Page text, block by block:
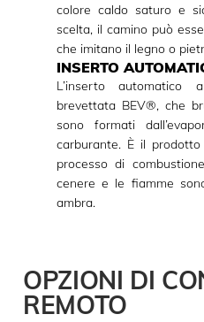
colore caldo saturo e
scelta, il camino può
che imitano il legno o
INSERTO
L’inserto
brevettata BEV®, che
sono formati
carburante. È il
processo di
cenere e le fiamme
ambra.
OPZIONI DI
REMOTO